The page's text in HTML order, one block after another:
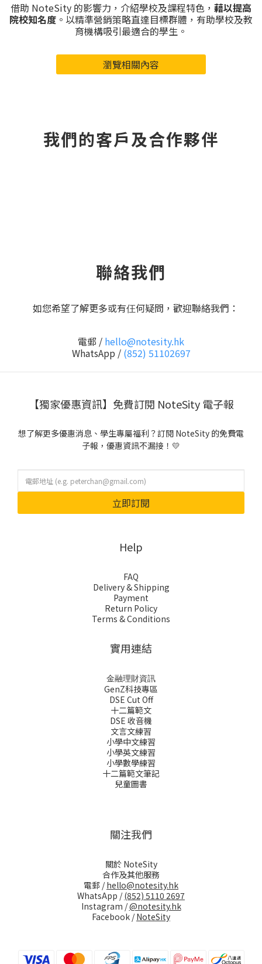
借助 NoteSity 的影響力，介紹學校及課程特色， 藉以提高
院校知名度 。以精準營銷策略直達目標群體，有助學校及教
育機構吸引最適合的學生。
瀏覽相關內容
我們的客戶及合作夥伴
聯絡我們
如您希望了解更多或有仼何疑問，歡迎聯絡我們：
電郵 / hello@notesity.hk
WhatsApp / (852) 51102697
【獨家優惠資訊】免費訂閱 NoteSity 電子報
想了解更多優惠消息、學生專屬福利？訂閱 NoteSity 的免費電
子報，優惠資訊不漏接！💛
立即訂閱
Help
FAQ
Delivery & Shipping
Payment
Return Policy
Terms & Conditions
實用連結
金融理財資訊
GenZ科技專區
DSE Cut Off
十二篇範文
DSE 收音機
文言文練習
小學中文練習
小學英文練習
小學數學練習
十二篇範文筆記
兒童圖書
關注我們
關於 NoteSity
合作及其他服務
電郵 /hello@notesity.hk
WhatsApp /(852) 5110 2697
Instagram /@notesity.hk
Facebook /NoteSity